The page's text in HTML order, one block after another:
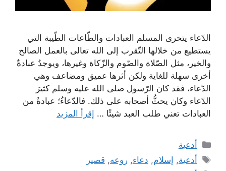
الدّعاء يتحرى المسلم العبادات والطّاعات الطّيبة التي
يستطيع من خلالها التّقرب إلى الله تعالى بالعمل الصالح
والخير، مثل الصّلاة والصّوم والزّكاة وغيرها، ويوجدُ عبادةٌ
أخرى سهلة للغاية ولكن أثرها عميق ومضاعف وهي
الدّعاء، فقد كان الرّسول صلى الله عليه وسلم كثيرَ
الدّعاء وكان يحثُّ أصحابه على ذلك. فالدّعاءُ؛ عبادةٌ من
العبادات تعني طلب العبد شيئًا … إقرأ المزيد
التصنيفات
أدعية
الوسوم
أدعية, إسلام, دعاء,روعه, قصير